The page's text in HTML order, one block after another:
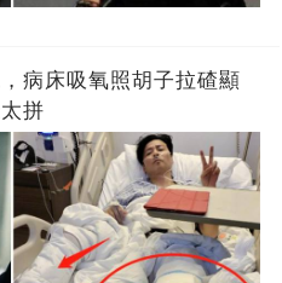
病床吸氧照胡子拉碴顯
拼